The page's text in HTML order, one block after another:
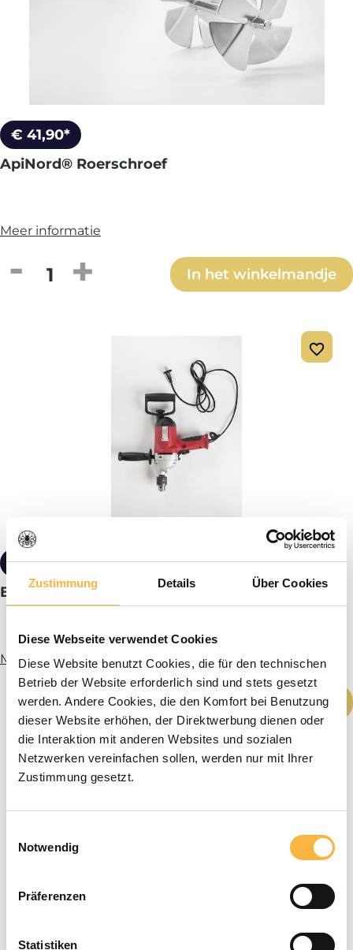
Zustimmung Details Über Cookies
Diese Webseite verwendet Cookies
Diese Website benutzt Cookies, die für den technischen
Betrieb der Website erforderlich sind und stets gesetzt
werden. Andere Cookies, die den Komfort bei Benutzung
dieser Website erhöhen, der Direktwerbung dienen oder
die Interaktion mit anderen Websites und sozialen
Netzwerken vereinfachen sollen, werden nur mit Ihrer
Zustimmung gesetzt.
Notwendig
Präferenzen
Statistiken
€ 41,90*
ApiNord® Roerschroef
Meer informatie
Producthoeveelheid: Voer deIn het winkelmandje
€ 129,00*
Bieno® Tweehanden elektrische mixer
Meer informatie
Producthoeveelheid: Voer deIn het winkelmandje